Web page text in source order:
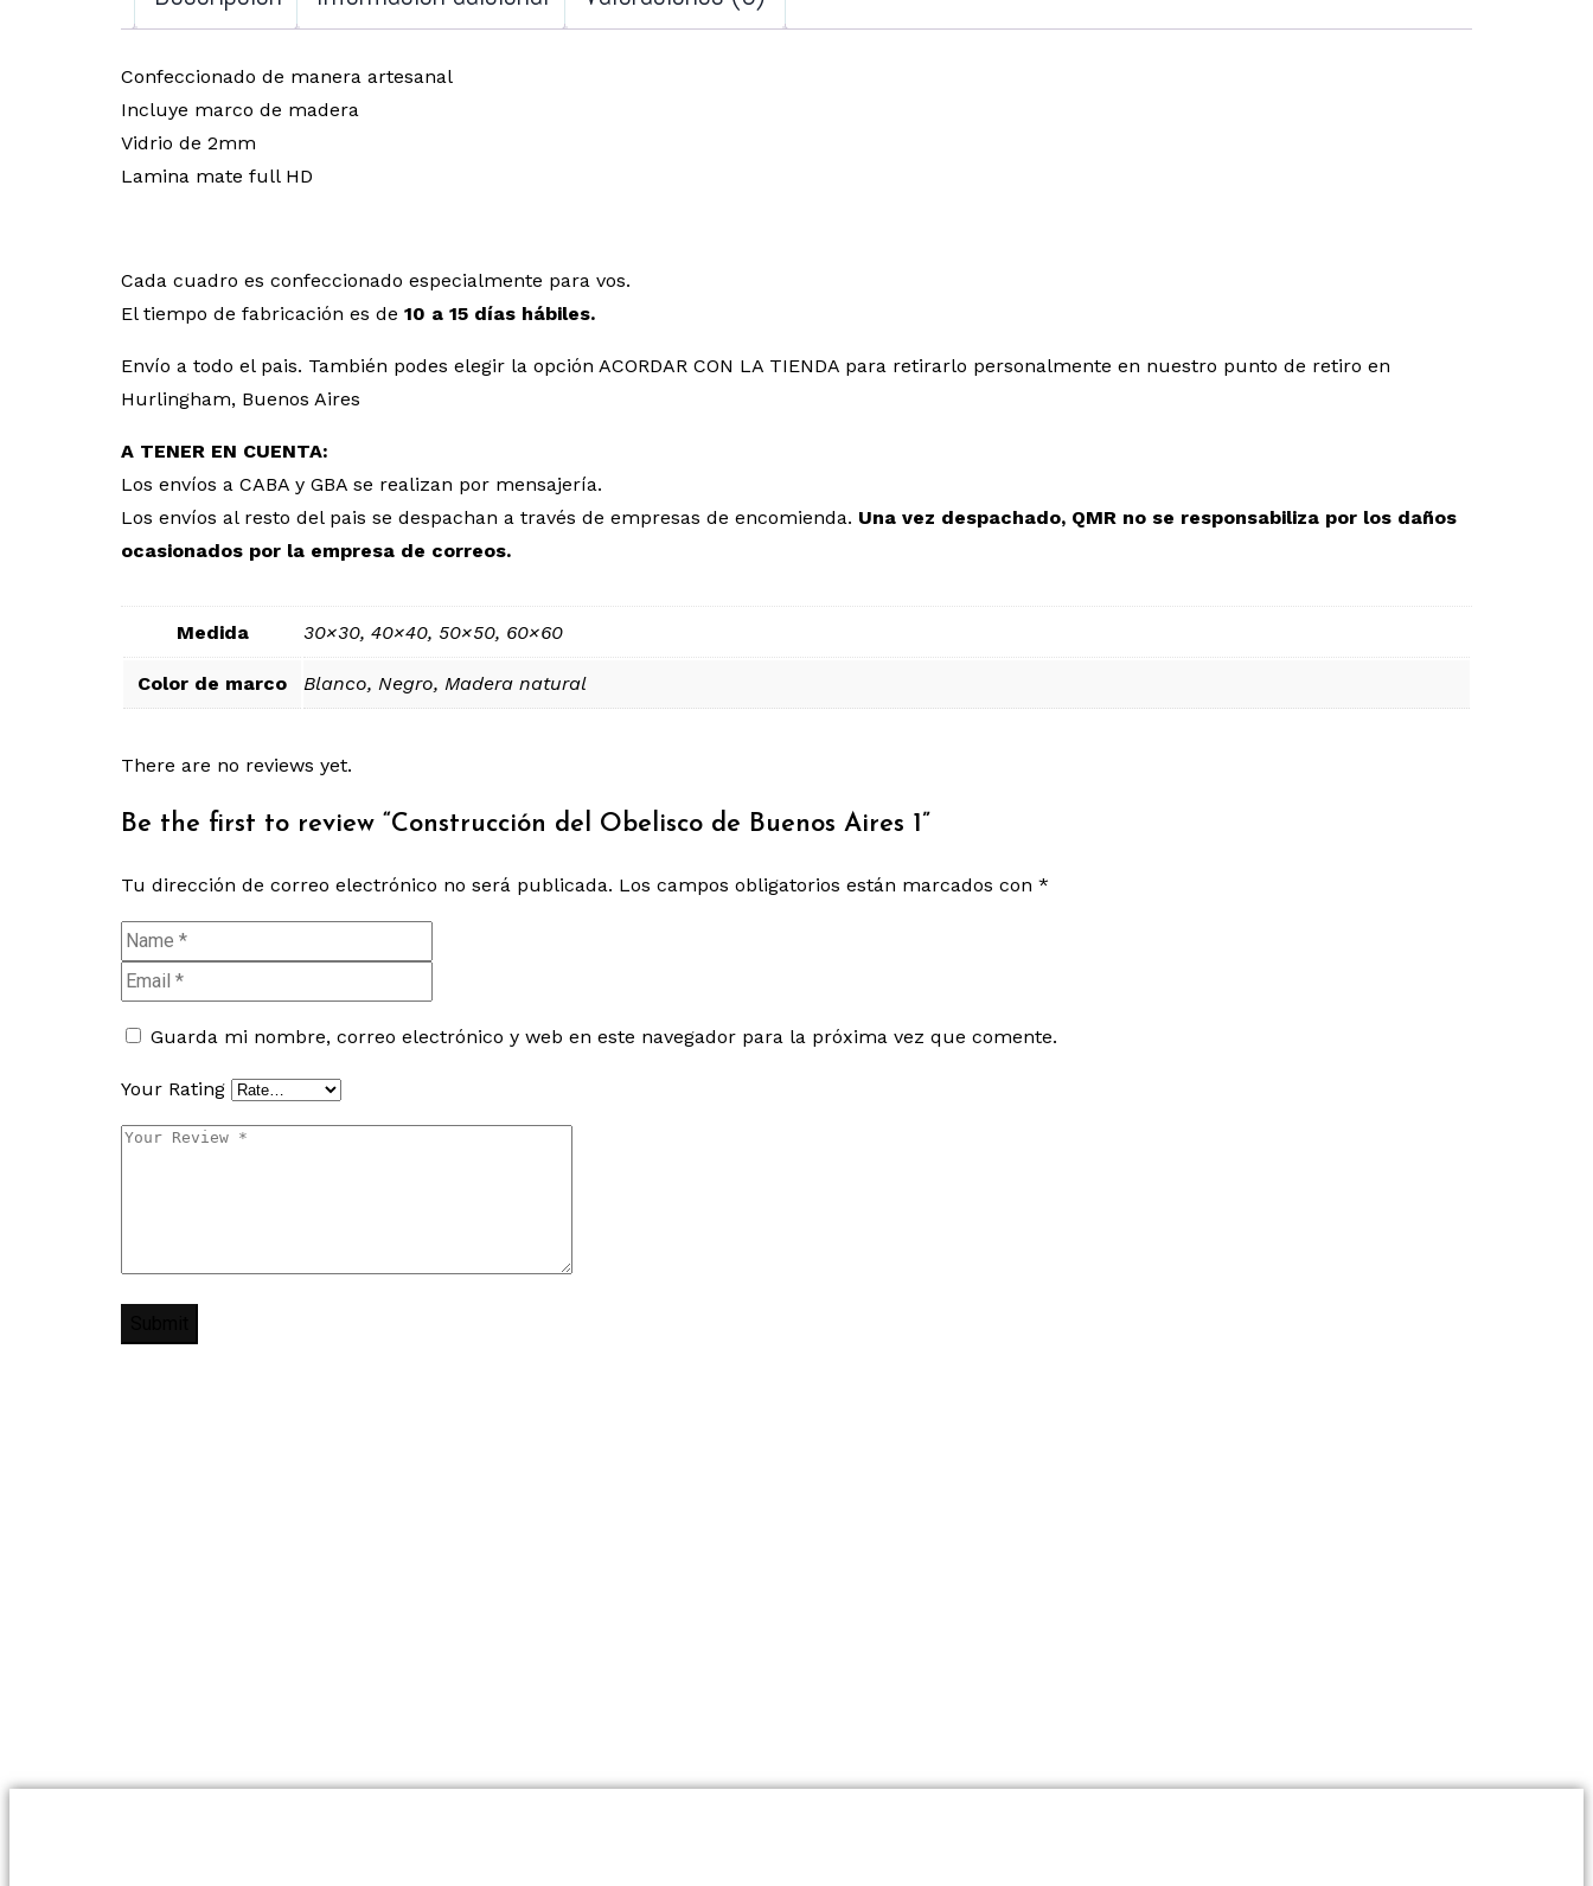
Confeccionado de manera artesanal
Incluye marco de madera
Vidrio de 2mm
Lamina mate full HD
Cada cuadro es confeccionado especialmente para vos.
El tiempo de fabricación es de 10 a 15 días hábiles.
Envío a todo el pais. También podes elegir la opción ACORDAR CON LA TIENDA para retirarlo personalmente en nuestro punto de retiro en
Hurlingham, Buenos Aires
A TENER EN CUENTA:
Los envíos a CABA y GBA se realizan por mensajería.
Los envíos al resto del pais se despachan a través de empresas de encomienda. Una vez despachado, QMR no se responsabiliza por los daños
ocasionados por la empresa de correos.
Medida 30×30, 40×40, 50×50, 60×60
Color de marco Blanco, Negro, Madera natural
There are no reviews yet.
Be the first to review “Construcción del Obelisco de Buenos Aires 1”
Tu dirección de correo electrónico no será publicada. Los campos obligatorios están marcados con *
Guarda mi nombre, correo electrónico y web en este navegador para la próxima vez que comente.
Your Rating